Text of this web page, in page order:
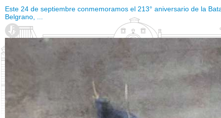
Este 24 de septiembre conmemoramos el 213° aniversario de la
Belgrano, ...